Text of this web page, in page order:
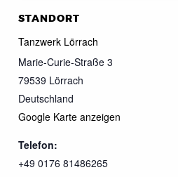
STANDORT
Tanzwerk Lörrach
Marie-Curie-Straße 3
79539 Lörrach
Deutschland
Google Karte anzeigen
Telefon:
+49 0176 81486265